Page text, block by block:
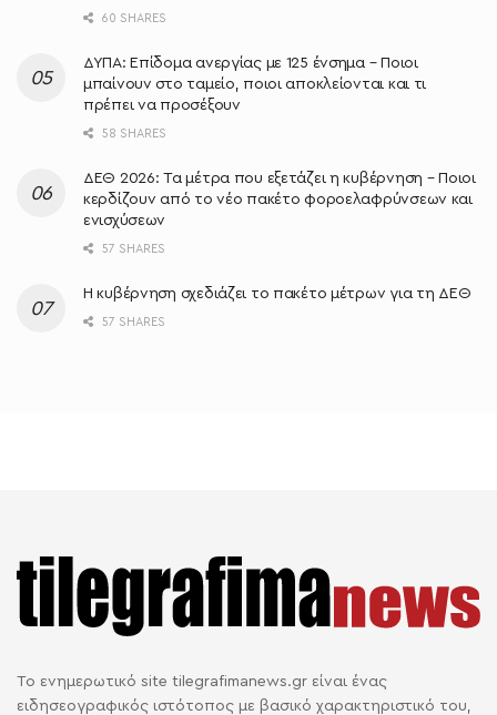
60 SHARES
ΔΥΠΑ: Επίδομα ανεργίας με 125 ένσημα – Ποιοι
μπαίνουν στο ταμείο, ποιοι αποκλείονται και τι
πρέπει να προσέξουν
58 SHARES
ΔΕΘ 2026: Τα μέτρα που εξετάζει η κυβέρνηση – Ποιοι
κερδίζουν από το νέο πακέτο φοροελαφρύνσεων και
ενισχύσεων
57 SHARES
Η κυβέρνηση σχεδιάζει το πακέτο μέτρων για τη ΔΕΘ
57 SHARES
Το ενημερωτικό site tilegrafimanews.gr είναι ένας
ειδησεογραφικός ιστότοπος με βασικό χαρακτηριστικό του,